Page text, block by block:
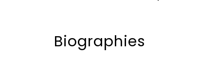
Biographies